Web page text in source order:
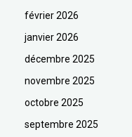
février 2026
janvier 2026
décembre 2025
novembre 2025
octobre 2025
septembre 2025